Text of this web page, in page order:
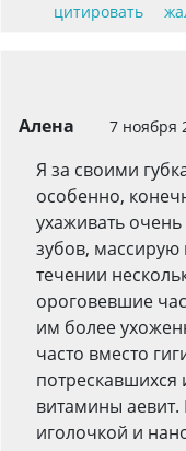
цитировать
Алена
7 ноября
Я за своими
особенно,
ухаживать
зубов, массирую
течении
ороговевшие
им более
часто вместо
потрескавшихся
витамины
иголочкой и